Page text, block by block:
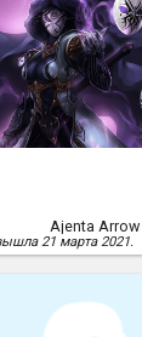
Ajenta Arrow
21 марта 2021.